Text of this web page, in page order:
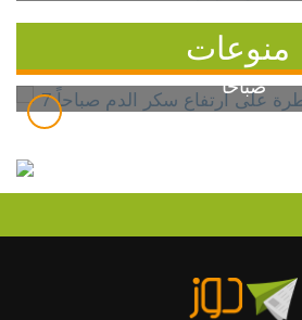
منوعاتعلى ارتفاع سكر الدم
صباحاً